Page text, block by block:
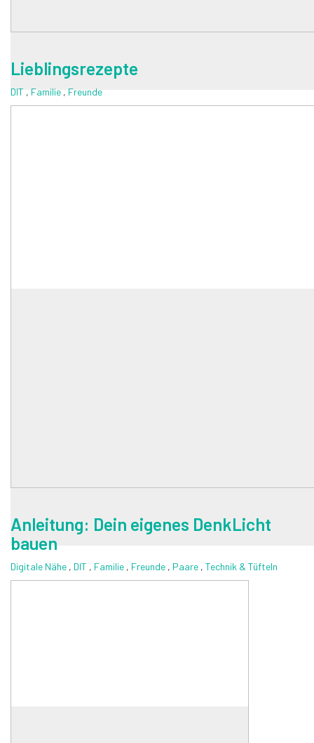
Lieblingsrezepte
DIT , Familie , Freunde
Anleitung: Dein eigenes DenkLicht
bauen
Digitale Nähe , DIT , Familie , Freunde , Paare , Technik & Tüfteln